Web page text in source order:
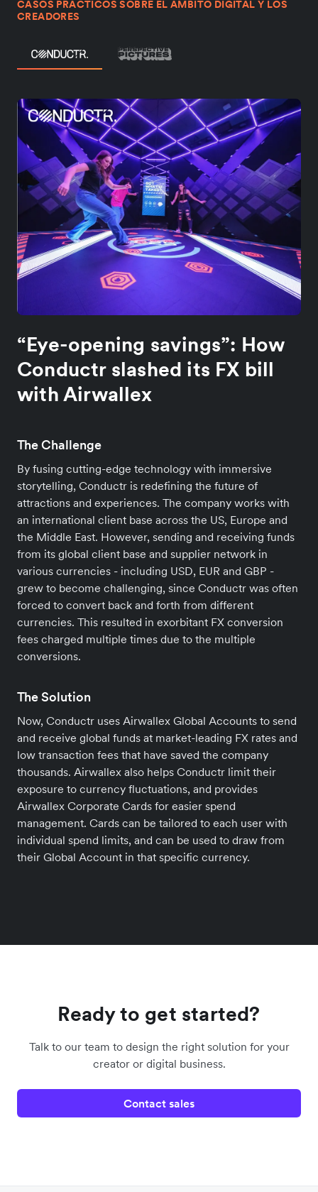
CASOS PRÁCTICOS SOBRE EL ÁMBITO DIGITAL Y LOS
CREADORES
“Eye-opening savings”: How
Conductr slashed its FX bill
with Airwallex
The Challenge
By fusing cutting-edge technology with immersive
storytelling, Conductr is redefining the future of
attractions and experiences. The company works with
an international client base across the US, Europe and
the Middle East. However, sending and receiving funds
from its global client base and supplier network in
various currencies - including USD, EUR and GBP -
grew to become challenging, since Conductr was often
forced to convert back and forth from different
currencies. This resulted in exorbitant FX conversion
fees charged multiple times due to the multiple
conversions.
The Solution
Now, Conductr uses Airwallex Global Accounts to send
and receive global funds at market-leading FX rates and
low transaction fees that have saved the company
thousands. Airwallex also helps Conductr limit their
exposure to currency fluctuations, and provides
Airwallex Corporate Cards for easier spend
management. Cards can be tailored to each user with
individual spend limits, and can be used to draw from
their Global Account in that specific currency.
Ready to get started?
Talk to our team to design the right solution for your
creator or digital business.
Contact sales